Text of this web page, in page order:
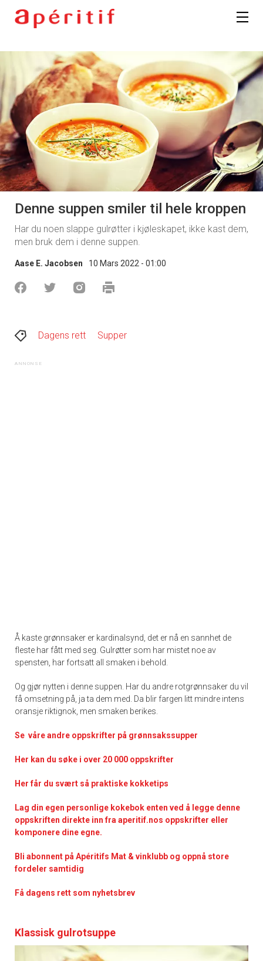
Denne suppen smiler til hele kroppen
Har du noen slappe gulrøtter i kjøleskapet, ikke kast dem,
men bruk dem i denne suppen.
Aase E. Jacobsen 10 Mars 2022 - 01:00
Dagens rett Supper
Å kaste grønnsaker er kardinalsynd, det er nå en sannhet de
fleste har fått med seg. Gulrøtter som har mistet noe av
spensten, har fortsatt all smaken i behold.
Og gjør nytten i denne suppen. Har du andre rotgrønnsaker du vil
få omsetning på, ja ta dem med. Da blir fargen litt mindre intens
oransje riktignok, men smaken berikes.
Se våre andre oppskrifter på grønnsakssupper
Her kan du søke i over 20 000 oppskrifter
Her får du svært så praktiske kokketips
Lag din egen personlige kokebok enten ved å legge denne
oppskriften direkte inn fra aperitif.nos oppskrifter eller
komponere dine egne.
Bli abonnent på Apéritifs Mat & vinklubb og oppnå store
fordeler samtidig
Få dagens rett som nyhetsbrev
Klassisk gulrotsuppe